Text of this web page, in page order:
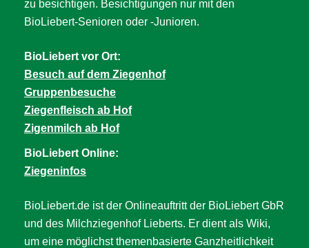
zu besichtigen. Besichtigungen nur mit den
BioLiebert-Senioren oder -Junioren.
BioLiebert vor Ort:
Besuch auf dem Ziegenhof
Gruppenbesuche
Ziegenfleisch ab Hof
Zigenmilch ab Hof
BioLiebert Online:
Ziegeninfos
BioLiebert.de ist der Onlineauftritt der BioLiebert GbR
und des Milchziegenhof Lieberts. Er dient als Wiki,
um eine möglichst themenbasierte Ganzheitlichkeit